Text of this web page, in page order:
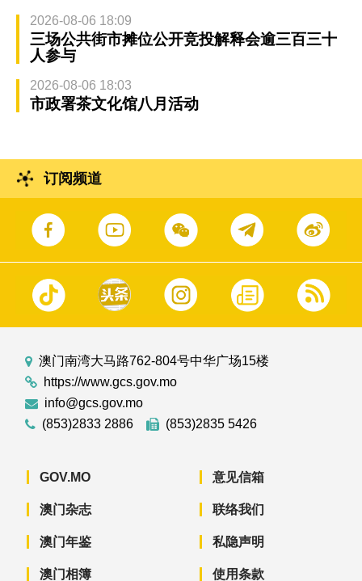
2026-08-06 18:09
三场公共街市摊位公开竞投解释会逾三百三十
人参与
2026-08-06 18:03
市政署茶文化馆八月活动
订阅频道
澳门南湾大马路762-804号中华广场15楼
https://www.gcs.gov.mo
info@gcs.gov.mo
(853)2833 2886
(853)2835 5426
GOV.MO
澳门杂志
澳门年鉴
澳门相簿
意见信箱
联络我们
私隐声明
使用条款